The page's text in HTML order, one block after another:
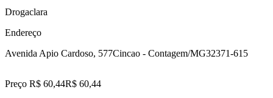
Drogaclara
Endereço
Avenida Apio Cardoso, 577Cincao - Contagem/MG32371-615
Preço R$ 60,44R$ 60,44